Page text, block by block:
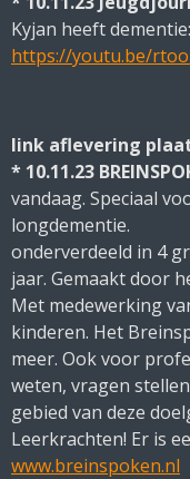
Kyjan heeft
https://youtu.be/
link aflevering
* 10.11.23
vandaag. Speciaal
longdementie.
onderverdeeld in 4
jaar. Gemaakt door
Met medewerking
kinderen. Het
meer. Ook voor
weten, vragen
gebied van deze
Leerkrachten! Er is
www.breinspoken.nl